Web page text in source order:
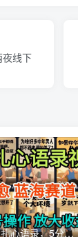
夜线下
AI制作老男人扎心语录，5分钟一条，操作简单，流量非常大，保姆级教程